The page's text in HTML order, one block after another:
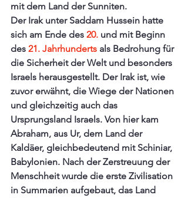
mit dem Land der Sunniten.
Der Irak unter Saddam Hussein hatte
sich am Ende des 20. und mit Beginn
des 21. Jahrhunderts als Bedrohung für
die Sicherheit der Welt und besonders
Israels herausgestellt. Der Irak ist, wie
zuvor erwähnt, die Wiege der Nationen
und gleichzeitig auch das
Ursprungsland Israels. Von hier kam
Abraham, aus Ur, dem Land der
Kaldäer, gleichbedeutend mit Schiniar,
Babylonien. Nach der Zerstreuung der
Menschheit wurde die erste Zivilisation
in Summarien aufgebaut, das Land